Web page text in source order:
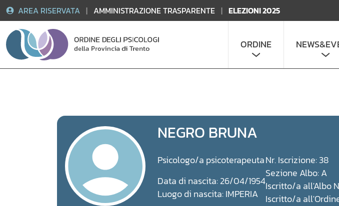
contenuto
AREA RISERVATA | AMMINISTRAZIONE TRASPARENTE | ELEZIONI 2025
ORDINE
NEGRO BRUNA
Psicologo/a psicoterapeuta
Data di nascita: 26/04/1954
Luogo di nascita: IMPERIA
Nr. Iscrizione: 38
Sezione Albo: A
Iscritto/a all'Albo
Iscritto/a